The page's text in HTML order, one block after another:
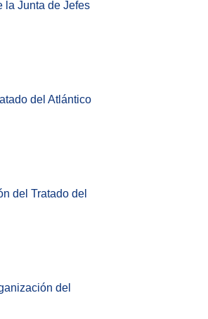
la Junta de Jefes
del Atlántico
del Tratado del
del